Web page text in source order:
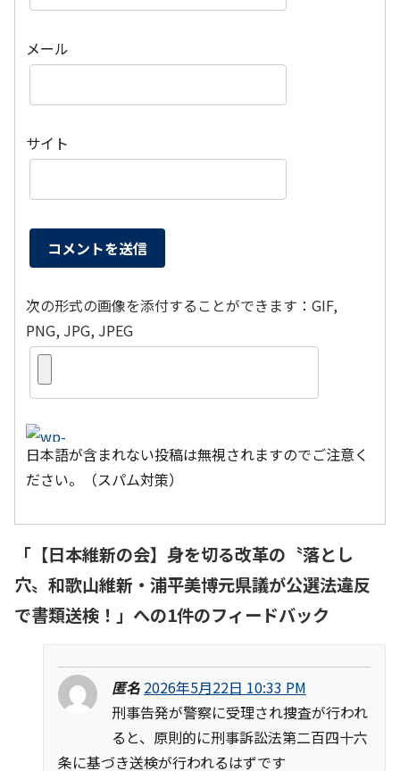
メール
サイト
次の形式の画像を添付することができます：GIF,
PNG, JPG, JPEG
日本語が含まれない投稿は無視されますのでご注意く
ださい。（スパム対策）
「 【日本維新の会】身を切る改革の〝落とし
穴〟和歌山維新・浦平美博元県議が公選法違反
で書類送検！ 」への1件のフィードバック
匿名 2026年5月22日 10:33 PM
刑事告発が警察に受理され捜査が行われ
ると、原則的に刑事訴訟法第二百四十六
条に基づき送検が行われるはずです